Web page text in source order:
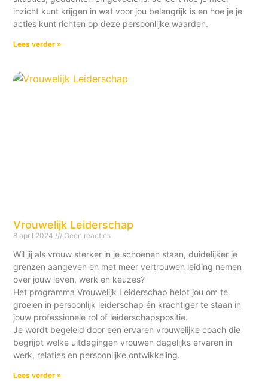
inzicht kunt krijgen in wat voor jou belangrijk is en hoe je je
acties kunt richten op deze persoonlijke waarden.
Lees verder »
Vrouwelijk Leiderschap
8 april 2024 Geen reacties
Wil jij als vrouw sterker in je schoenen staan, duidelijker je
grenzen aangeven en met meer vertrouwen leiding nemen
over jouw leven, werk en keuzes?
Het programma Vrouwelijk Leiderschap helpt jou om te
groeien in persoonlijk leiderschap én krachtiger te staan in
jouw professionele rol of leiderschapspositie.
Je wordt begeleid door een ervaren vrouwelijke coach die
begrijpt welke uitdagingen vrouwen dagelijks ervaren in
werk, relaties en persoonlijke ontwikkeling.
Lees verder »